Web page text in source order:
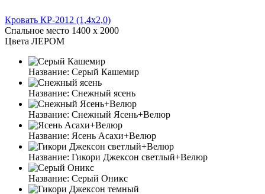
Кровать КР-2012 (1,4x2,0)
Спальное место 1400 x 2000
Цвета ЛЕРОМ
Название: Серый Кашемир
Название: Снежный ясень
Название: Снежный Ясень+Велюр
Название: Ясень Асахи+Велюр
Название: Гикори Джексон светлый+Велюр
Название: Серый Оникс